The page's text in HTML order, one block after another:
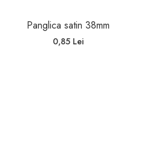
Panglica satin 38mm
0,85 Lei